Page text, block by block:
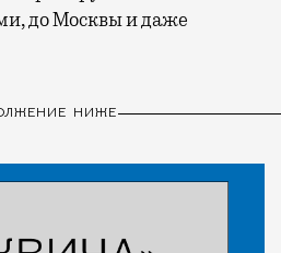
до Москвы и даже
НИЖЕ